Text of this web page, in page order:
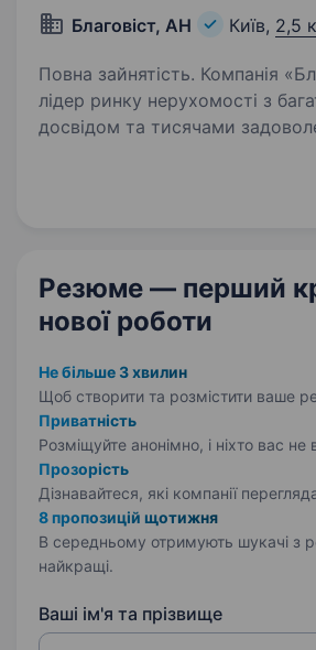
Благовіст, АН Київ, 2,5
Повна зайнятість. Компанія «Благовіст» —
лідер ринку нерухомості з
досвідом та тисячами
Резюме — перший
нової роботи
Не більше 3 хвилин
Щоб створити та розмістити ваше
Приватність
Розміщуйте анонімно, і ніхто вас не
Прозорість
Дізнавайтеся, які компанії
8 пропозицій щотижня
В середньому отримують шукачі з
найкращі.
Ваші ім'я та прізвище